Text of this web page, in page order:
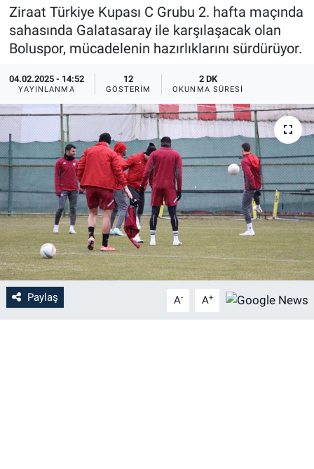
Ziraat Türkiye Kupası C Grubu 2. hafta maçında
sahasında Galatasaray ile karşılaşacak olan
Boluspor, mücadelenin hazırlıklarını sürdürüyor.
04.02.2025 - 14:52
YAYINLANMA
12
GÖSTERIM
2 DK
OKUNMA SÜRESI
Paylaş A- A+